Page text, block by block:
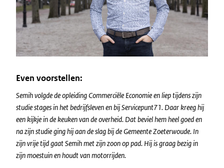
Even voorstellen:
Semih volgde de opleiding Commerciële Economie en liep tijdens zijn
studie stages in het bedrijfsleven en bij Servicepunt71. Daar kreeg hij
een kijkje in de keuken van de overheid. Dat beviel hem heel goed en
na zijn studie ging hij aan de slag bij de Gemeente Zoeterwoude. In
zijn vrije tijd gaat Semih met zijn zoon op pad. Hij is graag bezig in
zijn moestuin en houdt van motorrijden.